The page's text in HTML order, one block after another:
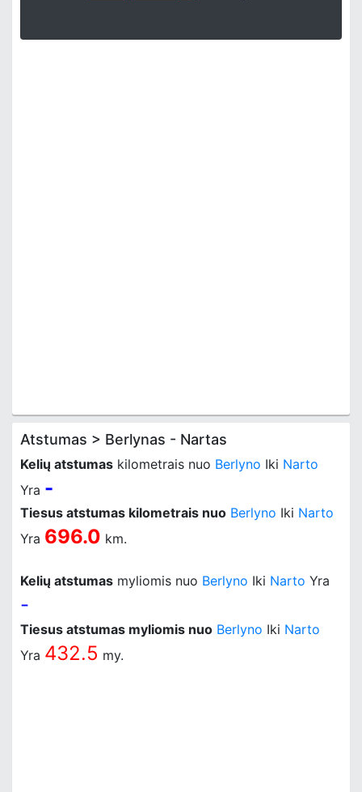
Atstumas > Berlynas - Nartas
Kelių atstumas kilometrais nuo Berlyno Iki Narto
Yra -
Tiesus atstumas kilometrais nuo Berlyno Iki Narto
Yra 696.0 km.
Kelių atstumas myliomis nuo Berlyno Iki Narto Yra
-
Tiesus atstumas myliomis nuo Berlyno Iki Narto
Yra 432.5 my.